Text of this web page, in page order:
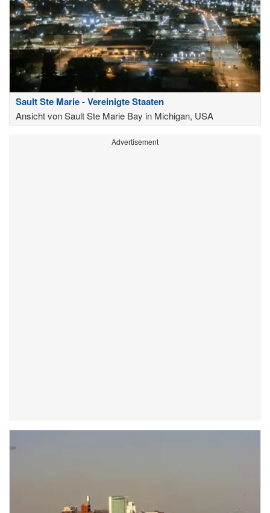
Sault Ste Marie - Vereinigte Staaten
Ansicht von Sault Ste Marie Bay in Michigan, USA
Advertisement